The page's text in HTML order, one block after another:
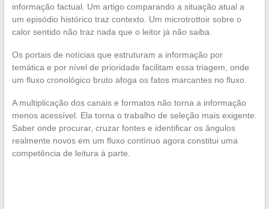
informação factual. Um artigo comparando a situação atual a
um episódio histórico traz contexto. Um microtrottoir sobre o
calor sentido não traz nada que o leitor já não saiba.
Os portais de notícias que estruturam a informação por
temática e por nível de prioridade facilitam essa triagem, onde
um fluxo cronológico bruto afoga os fatos marcantes no fluxo.
A multiplicação dos canais e formatos não torna a informação
menos acessível. Ela torna o trabalho de seleção mais exigente.
Saber onde procurar, cruzar fontes e identificar os ângulos
realmente novos em um fluxo contínuo agora constitui uma
competência de leitura à parte.